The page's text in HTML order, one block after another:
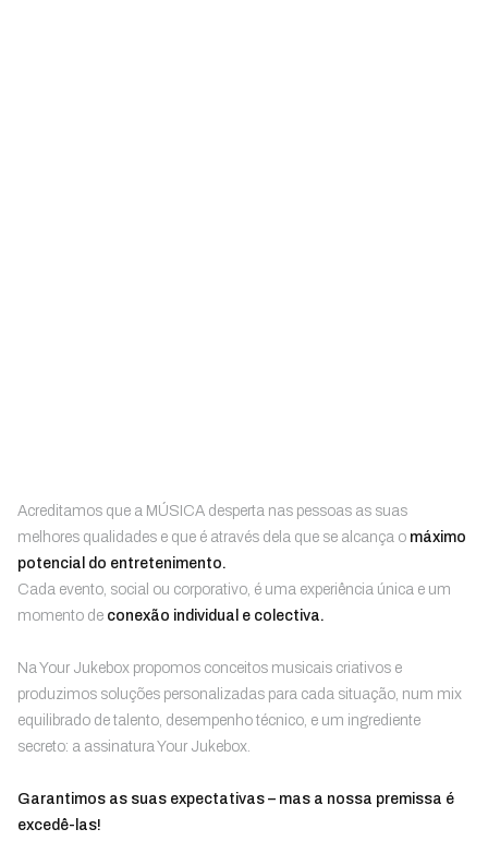
Acreditamos que a MÚSICA desperta nas pessoas as suas
melhores qualidades e que é através dela que se alcança o máximo
potencial do entretenimento.
Cada evento, social ou corporativo, é uma experiência única e um
momento de conexão individual e colectiva.
Na Your Jukebox propomos conceitos musicais criativos e
produzimos soluções personalizadas para cada situação, num mix
equilibrado de talento, desempenho técnico, e um ingrediente
secreto: a assinatura Your Jukebox.
Garantimos as suas expectativas – mas a nossa premissa é
excedê-las!